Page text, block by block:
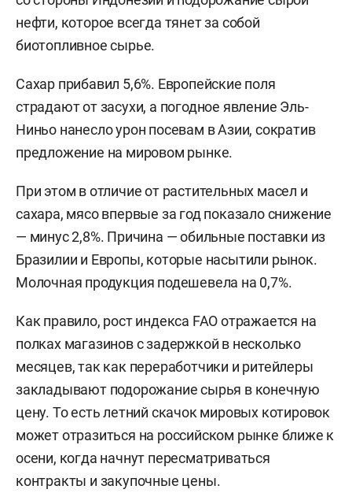
нефти, которое всегда тянет за собой
биотопливное сырье.
Сахар прибавил 5,6%. Европейские поля
страдают от засухи, а погодное явление Эль-
Ниньо нанесло урон посевам в Азии, сократив
предложение на мировом рынке.
При этом в отличие от растительных масел и
сахара, мясо впервые за год показало снижение
— минус 2,8%. Причина — обильные поставки из
Бразилии и Европы, которые насытили рынок.
Молочная продукция подешевела на 0,7%.
Как правило, рост индекса FAO отражается на
полках магазинов с задержкой в несколько
месяцев, так как переработчики и ритейлеры
закладывают подорожание сырья в конечную
цену. То есть летний скачок мировых котировок
может отразиться на российском рынке ближе к
осени, когда начнут пересматриваться
контракты и закупочные цены.